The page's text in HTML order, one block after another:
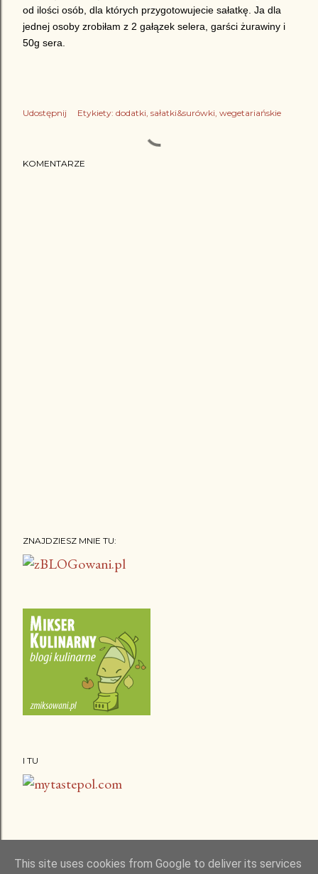
od ilości osób, dla których przygotowujecie sałatkę. Ja dla
jednej osoby zrobiłam z 2 gałązek selera, garści żurawiny i
50g sera.
Udostępnij Etykiety: dodatki sałatki&surówki wegetariańskie
KOMENTARZE
ZNAJDZIESZ MNIE TU:
I TU
This site uses cookies from Google to deliver its services